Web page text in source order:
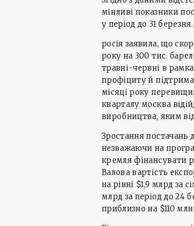
мінливі показники
у період до 31 березня.
росія заявила, що
року на 300 тис.
травні-червні в
профіциту й
місяці року
кварталу москва
виробництва, яким
Зростання постачань
незважаючи на
кремля фінансувати
Валова вартість
на рівні $1,9 млрд за
млрд за період до 24
приблизно на $110